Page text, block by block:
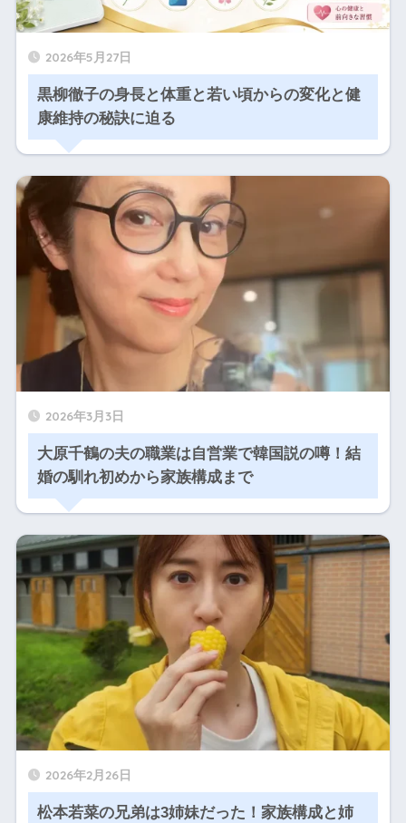
2026年5月27日
黒柳徹子の身長と体重と若い頃からの変化と健
康維持の秘訣に迫る
2026年3月3日
大原千鶴の夫の職業は自営業で韓国説の噂！結
婚の馴れ初めから家族構成まで
2026年2月26日
松本若菜の兄弟は3姉妹だった！家族構成と姉